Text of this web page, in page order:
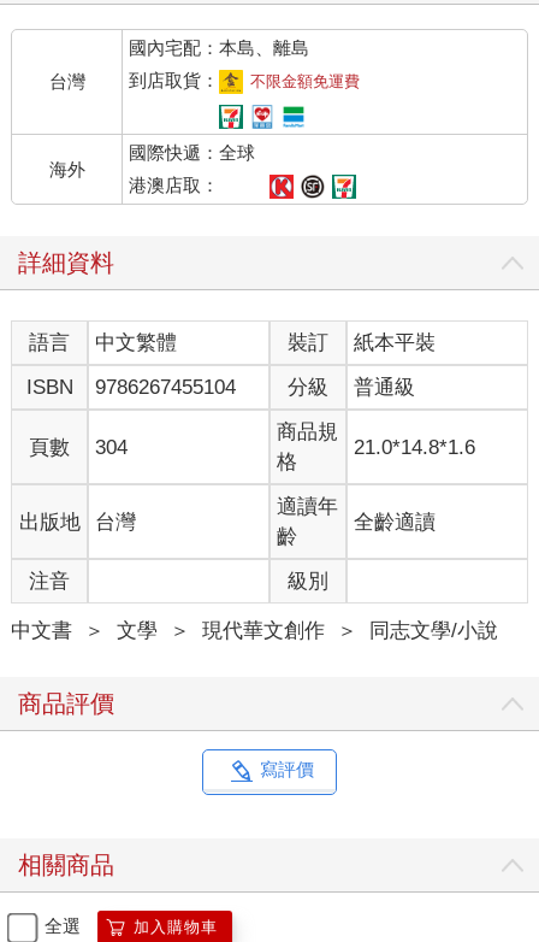
齊故淵猶豫了幾秒，緩緩伸出右手，余左思在她手腕綁上一條粉
色的矽膠手環。她轉動手腕，看見上頭寫著編號「Ａ１０３」。
手環非常剛好地服貼在手腕上，緊密感令她打心底冒出一股不
「不習慣戴項圈？」余左思笑了笑，和藹外表下說出的話卻帶著
不容忽視的惡劣，「別急著討厭，妳沒有選擇。」
齊故淵抿了下唇，仍沒有說話。
繁瑣程序結束後余左思帶著她深入監獄，她們目前所在的地方是
門，這裡的硬體防備嚴格，人力分布卻很鬆散，處處空曠。
齊故淵走在余左思身後，觀察的目光也愈發大膽起來。
「妳的綽號是？」余左思問。
「什麼意思？」
「綽號，除了名字外的稱呼。這裡的人沒有本名，稱呼彼此要用
綽號，不然我就用編號叫妳。」
綽號、編號有差嗎？在政府眼裡她們都只是罪犯而已。
余左思突然回頭瞥了她一眼，眼中含著戲謔，「我以為妳會乖乖
「妳怎麼──」
「圍牆內的一切，我都知道。」余左思侃侃道來：「齊故淵，首
府當地人。八月六號晚間十一點零九分生於首府大學附設醫院，
Ｏ型血。」
齊故淵又感受到一陣不適，如同被蟒蛇盯上的獵物。她嘴角抽
課？」
余左思突然轉過身望著齊故淵，她的眼神銳利異常，彷彿能貫穿
無，「這麼說可不對，無論犯下什麼罪刑，妳們在我眼中都是
好。」
「首先，隱私是留在監獄外的特權。」余左思朝她踏近一步，
「其次，對於你們革新會，我從來不小覷。你們到處都是，雖然
台灣
國內宅配：本島、離島
到店取貨：
不限金額免運費
海外
國際快遞：全球
港澳店取：
詳細資料
語言 中文繁體 裝訂
紙本平裝
ISBN
9786267455104 分級 普通級
頁數 304
商品規
格
21.0*14.8*1.6
出版地 台灣
適讀年
齡
全齡適讀
注音 級別
中文書 ＞ 文學 ＞ 現代華文創作 ＞ 同志文學/小說
商品評價
寫評價
相關商品
全選 加入購物車